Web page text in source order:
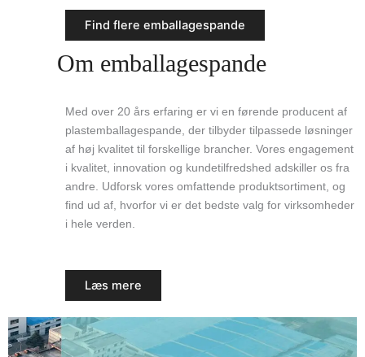
Find flere emballagespande
Om emballagespande
Med over 20 års erfaring er vi en førende producent af
plastemballagespande, der tilbyder tilpassede løsninger
af høj kvalitet til forskellige brancher. Vores engagement
i kvalitet, innovation og kundetilfredshed adskiller os fra
andre. Udforsk vores omfattende produktsortiment, og
find ud af, hvorfor vi er det bedste valg for virksomheder
i hele verden.
Læs mere